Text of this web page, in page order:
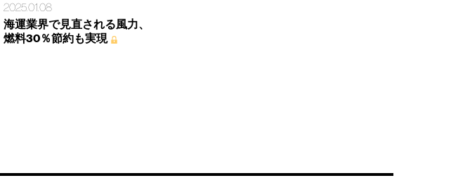
2025.01.08
海運業界で見直される風力、
燃料30％節約も実現